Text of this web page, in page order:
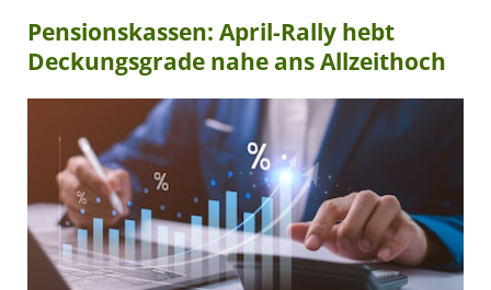
Pensionskassen: April-Rally hebt
Deckungsgrade nahe ans Allzeithoch